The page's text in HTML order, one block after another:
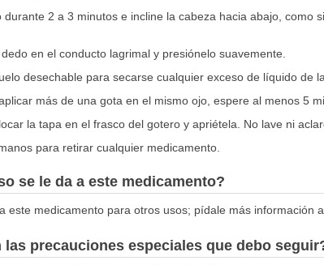
durante 2 a 3 minutos e incline la cabeza hacia abajo,
en el conducto lagrimal y presiónelo suavemente.
desechable para secarse cualquier exceso de líquido de
más de una gota en el mismo ojo, espere al menos 5
la tapa en el frasco del gotero y apriétela. No lave ni
para retirar cualquier medicamento.
se le da a este medicamento?
este medicamento para otros usos; pídale más información
las precauciones especiales que debo